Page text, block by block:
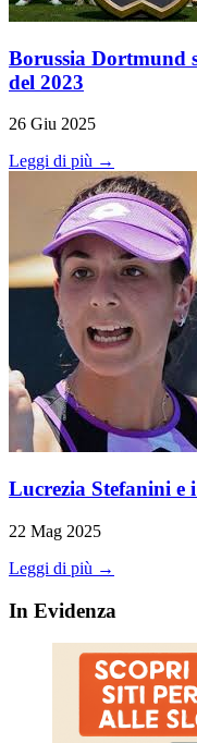
Borussia Dortmund
del 2023
26 Giu 2025
Leggi di più →
Lucrezia Stefanini e i
22 Mag 2025
Leggi di più →
In Evidenza